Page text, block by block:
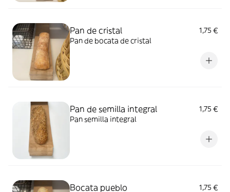
Pan de cristal
1,75 €
Pan de bocata de cristal
Pan de semilla integral
1,75 €
Pan semilla integral
Bocata pueblo
1,75 €